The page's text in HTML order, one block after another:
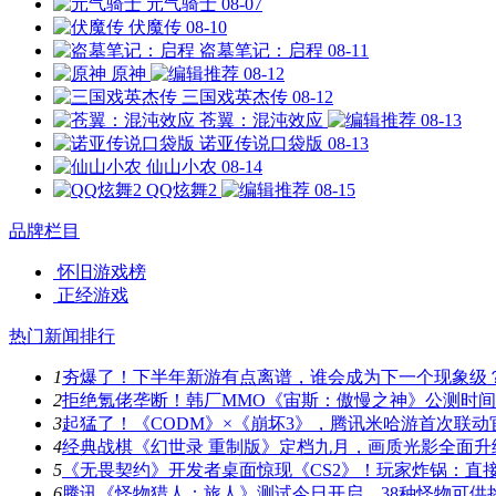
伏魔传 08-10
盗墓笔记：启程 08-11
原神
08-12
三国戏英杰传 08-12
苍翼：混沌效应
08-13
诺亚传说口袋版 08-13
仙山小农 08-14
QQ炫舞2
08-15
品牌栏目
怀旧游戏榜
正经游戏
热门新闻排行
1夯爆了！下半年新游有点离谱，谁会成为下一个现象级
2拒绝氪佬垄断！韩厂MMO《宙斯：傲慢之神》公测时间
3起猛了！《CODM》×《崩坏3》，腾讯米哈游首次联动
4经典战棋《幻世录 重制版》定档九月，画质光影全面升
5 《无畏契约》开发者桌面惊现《CS2》！玩家炸锅：直